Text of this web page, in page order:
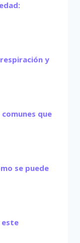
y
que
se puede
este